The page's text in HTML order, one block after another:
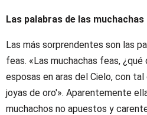
Las palabras de las
Las más sorprendentes son las
feas. «Las muchachas feas, ¿qué
esposas en aras del Cielo, con
joyas de oro'». Aparentemente
muchachos no apuestos y